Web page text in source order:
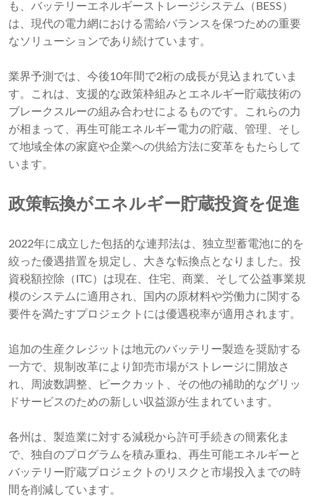
も、バッテリーエネルギーストレージシステム（BESS）
は、現代の電力網における需給バランスを保つための重要
なソリューションであり続けています。
業界予測では、今後10年間で2桁の成長が見込まれていま
す。これは、支援的な政策枠組みとエネルギー貯蔵技術の
ブレークスルーの組み合わせによるものです。これらの力
が相まって、再生可能エネルギー電力の貯蔵、管理、そし
て地域全体の家庭や企業への供給方法に変革をもたらして
います。
政策転換がエネルギー貯蔵投資を促進
2022年に成立した包括的な連邦法は、独立型蓄電池に的を
絞った優遇措置を規定し、大きな転換点となりました。投
資税額控除（ITC）は現在、住宅、商業、そして公益事業規
模のシステムに適用され、国内の原材料や労働力に関する
要件を満たすプロジェクトには優遇税率が適用されます。
追加の生産クレジットは地元のバッテリー製造を奨励する
一方で、規制改革により卸売市場がストレージに開放さ
れ、周波​​数調整、ピークカット、その他の補助的なグリッ
ドサービスのための新しい収益源が生まれています。
各州は、製造業に対する減税から許可手続きの簡素化ま
で、独自のプログラムを積み重ね、再生可能エネルギーと
バッテリー貯蔵プロジェクトのリスクと市場投入までの時
間を削減しています。